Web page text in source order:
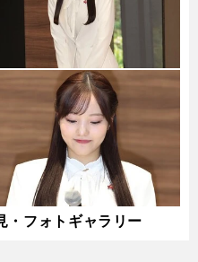
・フォトギャラリー